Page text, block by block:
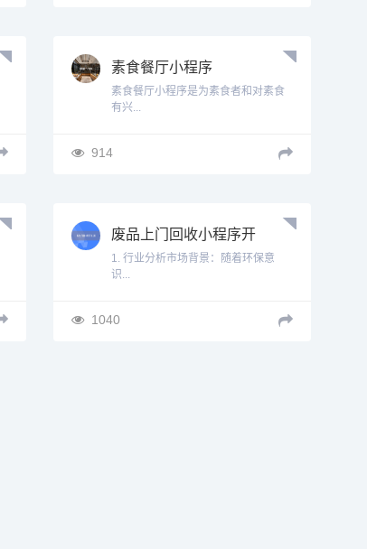
素食餐厅小程序
素食餐厅小程序是为素食者和对素食
有兴...
914
废品上门回收小程序开
发方案
1. 行业分析市场背景：随着环保意
识...
1040